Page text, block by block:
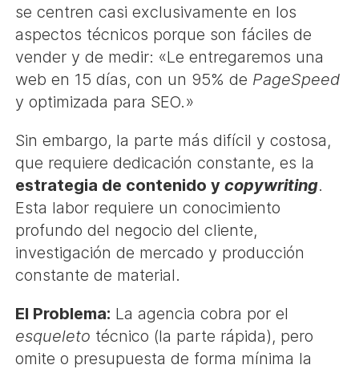
se centren casi exclusivamente en los
aspectos técnicos porque son fáciles de
vender y de medir: «Le entregaremos una
web en 15 días, con un 95% de PageSpeed
y optimizada para SEO.»
Sin embargo, la parte más difícil y costosa,
que requiere dedicación constante, es la
estrategia de contenido y copywriting.
Esta labor requiere un conocimiento
profundo del negocio del cliente,
investigación de mercado y producción
constante de material.
El Problema: La agencia cobra por el
esqueleto técnico (la parte rápida), pero
omite o presupuesta de forma mínima la